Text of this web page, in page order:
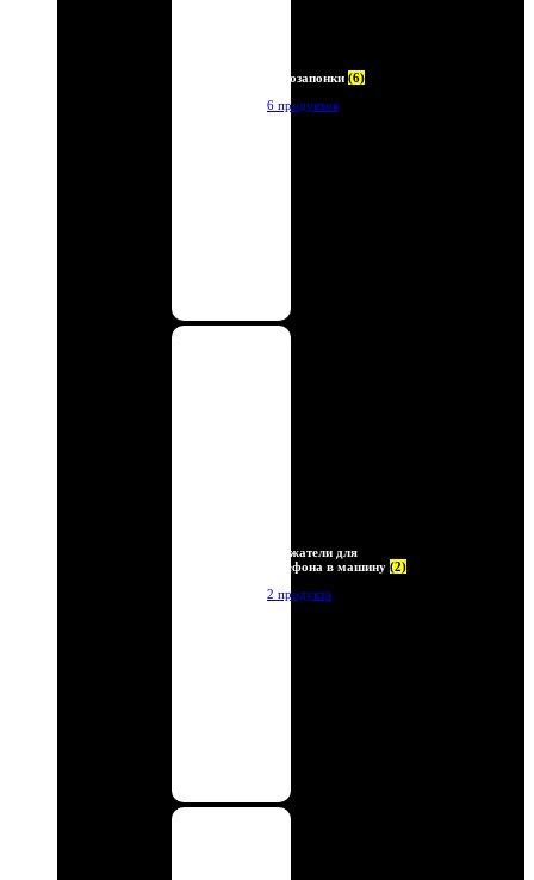
Автозапонки (6)
6 продуктов
Держатели для
телефона в машину (2)
2 продукта